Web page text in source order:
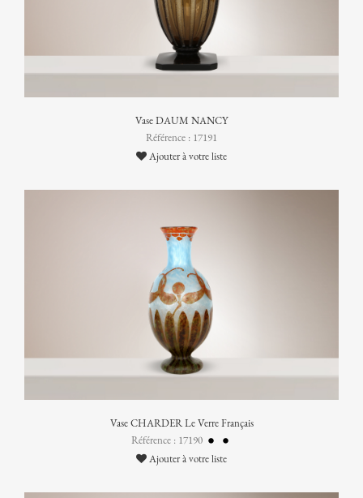
Vase DAUM NANCY
Référence : 17191
Ajouter à votre liste
Vase CHARDER Le Verre Français
Référence : 17190
Ajouter à votre liste